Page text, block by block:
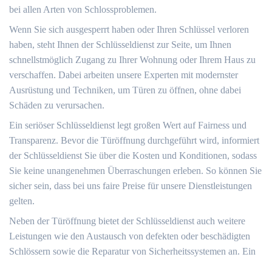
bei allen Arten von Schlossproblemen.​
Wenn Sie sich ausgesperrt haben oder Ihren Schlüssel verloren
haben, steht Ihnen der Schlüsseldienst zur Seite, um Ihnen
schnellstmöglich Zugang zu Ihrer Wohnung oder Ihrem Haus zu
verschaffen.​ Dabei arbeiten unsere Experten mit modernster
Ausrüstung und Techniken, um Türen zu öffnen, ohne dabei
Schäden zu verursachen.​
Ein seriöser Schlüsseldienst legt großen Wert auf Fairness und
Transparenz.​ Bevor die Türöffnung durchgeführt wird, informiert
der Schlüsseldienst Sie über die Kosten und Konditionen, sodass
Sie keine unangenehmen Überraschungen erleben. So können Sie
sicher sein, dass bei uns faire Preise für unsere Dienstleistungen
gelten.​
Neben der Türöffnung bietet der Schlüsseldienst auch weitere
Leistungen wie den Austausch von defekten oder beschädigten
Schlössern sowie die Reparatur von Sicherheitssystemen an.​ Ein